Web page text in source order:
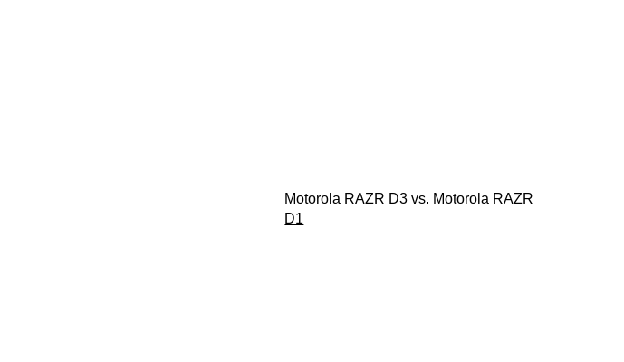
Motorola RAZR D3 vs. Motorola RAZR
D1